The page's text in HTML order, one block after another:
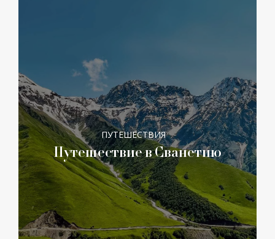
ПУТЕШЕСТВИЯ
Путешествие в Сванетию